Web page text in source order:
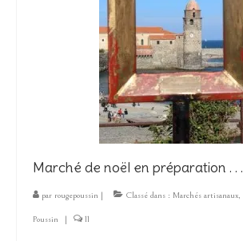
Marché de noël en préparation . . .
par rougepoussin | Classé dans : Marchés artisanaux,
Poussin | 11